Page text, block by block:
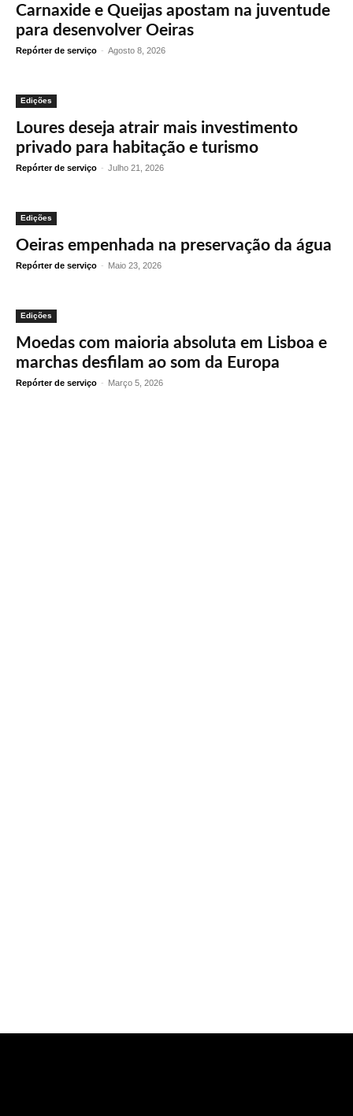
Carnaxide e Queijas apostam na juventude
para desenvolver Oeiras
Repórter de serviço - Agosto 8, 2026
Edições
Loures deseja atrair mais investimento
privado para habitação e turismo
Repórter de serviço - Julho 21, 2026
Edições
Oeiras empenhada na preservação da água
Repórter de serviço - Maio 23, 2026
Edições
Moedas com maioria absoluta em Lisboa e
marchas desfilam ao som da Europa
Repórter de serviço - Março 5, 2026